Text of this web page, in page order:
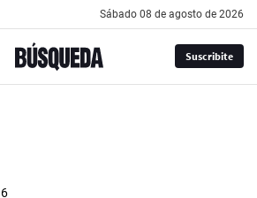
sábado 08 de agosto de 2026
Suscribite